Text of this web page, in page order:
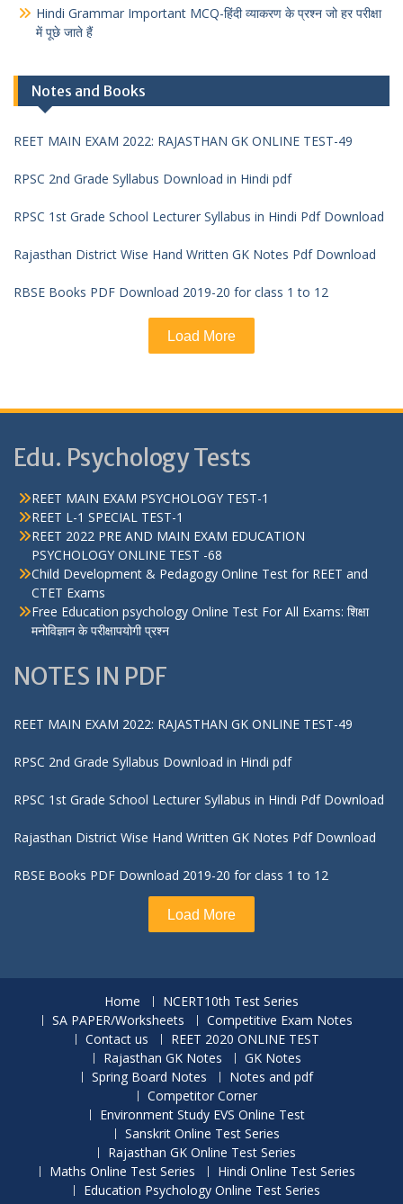
Hindi Grammar Important MCQ-हिंदी व्याकरण के प्रश्न जो हर परीक्षा
में पूछे जाते हैं
Notes and Books
REET MAIN EXAM 2022: RAJASTHAN GK ONLINE TEST-49
RPSC 2nd Grade Syllabus Download in Hindi pdf
RPSC 1st Grade School Lecturer Syllabus in Hindi Pdf Download
Rajasthan District Wise Hand Written GK Notes Pdf Download
RBSE Books PDF Download 2019-20 for class 1 to 12
Load More
Edu. Psychology Tests
REET MAIN EXAM PSYCHOLOGY TEST-1
REET L-1 SPECIAL TEST-1
REET 2022 PRE AND MAIN EXAM EDUCATION
PSYCHOLOGY ONLINE TEST -68
Child Development & Pedagogy Online Test for REET and
CTET Exams
Free Education psychology Online Test For All Exams: शिक्षा
मनोविज्ञान के परीक्षापयोगी प्रश्न
NOTES IN PDF
REET MAIN EXAM 2022: RAJASTHAN GK ONLINE TEST-49
RPSC 2nd Grade Syllabus Download in Hindi pdf
RPSC 1st Grade School Lecturer Syllabus in Hindi Pdf Download
Rajasthan District Wise Hand Written GK Notes Pdf Download
RBSE Books PDF Download 2019-20 for class 1 to 12
Load More
Home
NCERT10th Test Series
SA PAPER/Worksheets
Competitive Exam Notes
Contact us
REET 2020 ONLINE TEST
Rajasthan GK Notes
GK Notes
Spring Board Notes
Notes and pdf
Competitor Corner
Environment Study EVS Online Test
Sanskrit Online Test Series
Rajasthan GK Online Test Series
Maths Online Test Series
Hindi Online Test Series
Education Psychology Online Test Series